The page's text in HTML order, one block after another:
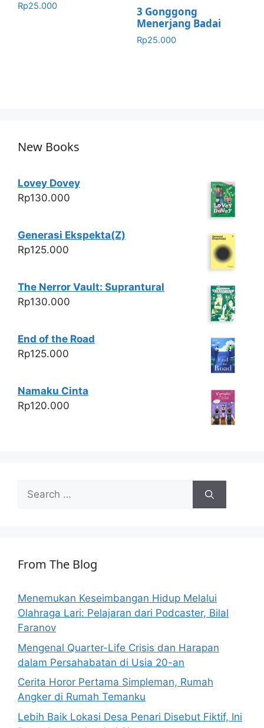
Rp25.000
3 Gonggong
Menerjang Badai
Rp25.000
New Books
Lovey Dovey
Rp130.000
Generasi Ekspekta(Z)
Rp125.000
The Nerror Vault: Suprantural
Rp130.000
End of the Road
Rp125.000
Namaku Cinta
Rp120.000
Search
for:
From The Blog
Menemukan Keseimbangan Hidup Melalui
Olahraga Lari: Pelajaran dari Podcaster, Bilal
Faranov
Mengenal Quarter-Life Crisis dan Harapan
dalam Persahabatan di Usia 20-an
Cerita Horor Pertama Simpleman, Rumah
Angker di Rumah Temanku
Lebih Baik Lokasi Desa Penari Disebut Fiktif, Ini